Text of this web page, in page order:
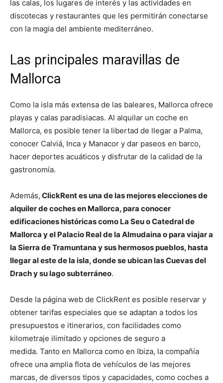
las calas, los lugares de interés y las actividades en
discotecas y restaurantes que les permitirán conectarse
con la magia del ambiente mediterráneo.
Las principales maravillas de
Mallorca
Como la isla más extensa de las baleares, Mallorca ofrece
playas y calas paradisiacas. Al alquilar un coche en
Mallorca, es posible tener la libertad de llegar a Palma,
conocer Calviá, Inca y Manacor y dar paseos en barco,
hacer deportes acuáticos y disfrutar de la calidad de la
gastronomía.
Además, ClickRent es una de las mejores elecciones de
alquiler de coches en Mallorca, para conocer
edificaciones históricas como La Seu o Catedral de
Mallorca y el Palacio Real de la Almudaina o para viajar a
la Sierra de Tramuntana y sus hermosos pueblos, hasta
llegar al este de la isla, donde se ubican las Cuevas del
Drach y su lago subterráneo.
Desde la página web de ClickRent es posible reservar y
obtener tarifas especiales que se adaptan a todos los
presupuestos e itinerarios, con facilidades como
kilometraje ilimitado y opciones de seguro a
medida. Tanto en Mallorca como en Ibiza, la compañía
ofrece una amplia flota de vehículos de las mejores
marcas, de diversos tipos y capacidades, como coches a